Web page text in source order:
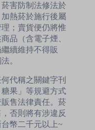
害防制法修法於
熱菸於施行後屬
；賣貨便仍將惟
品（含電子煙、
續維持不得販
。
代稱之關鍵字刊
果」等規避方式
販售法律責任。菸
否則將有涉違反
幣二千元以上~